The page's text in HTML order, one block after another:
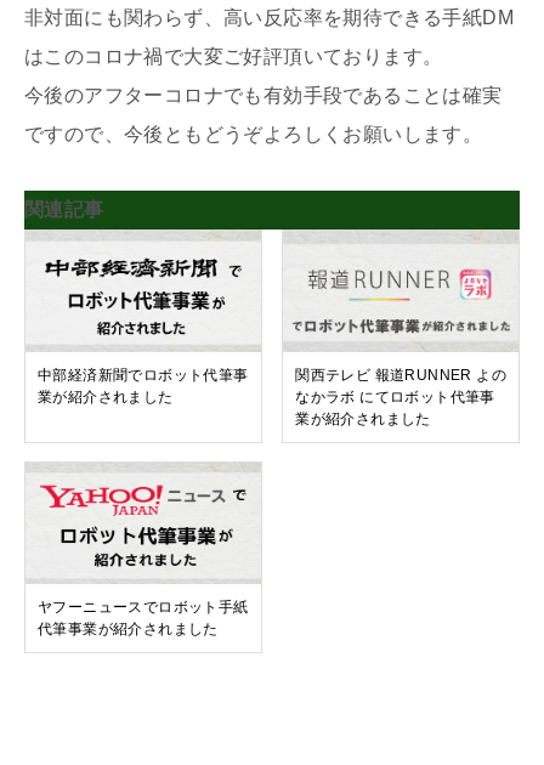
非対面にも関わらず、高い反応率を期待できる手紙DM
はこのコロナ禍で大変ご好評頂いております。
今後のアフターコロナでも有効手段であることは確実
ですので、今後ともどうぞよろしくお願いします。
関連記事
中部経済新聞でロボット代筆事
業が紹介されました
関西テレビ 報道RUNNER よの
なかラボ にてロボット代筆事
業が紹介されました
ヤフーニュースでロボット手紙
代筆事業が紹介されました